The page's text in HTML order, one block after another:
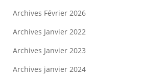
Archives Février 2026
Archives Janvier 2022
Archives Janvier 2023
Archives janvier 2024